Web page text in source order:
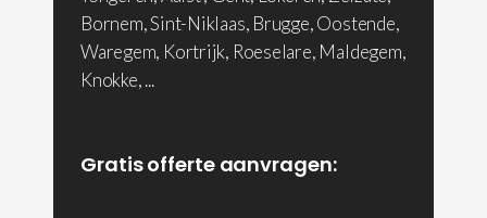
Bornem, Sint-Niklaas, Brugge, Oostende,
Waregem, Kortrijk, Roeselare, Maldegem,
Knokke, ...
Gratis offerte aanvragen: